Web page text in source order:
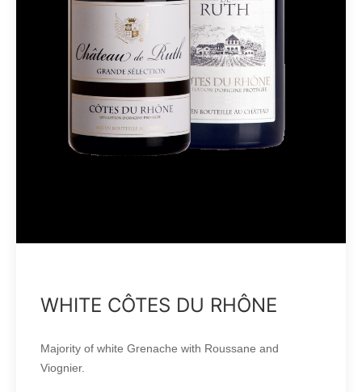
WHITE CÔTES DU RHÔNE
Majority of white Grenache with Roussane and
Viognier.